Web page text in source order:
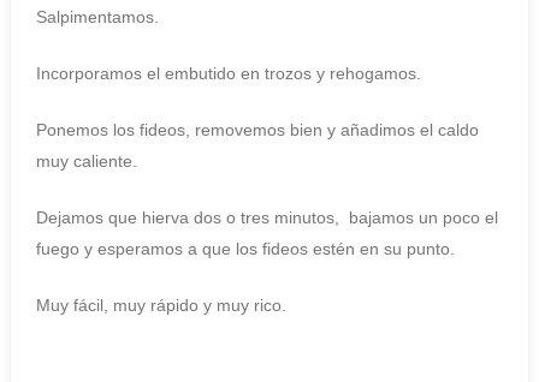
Salpimentamos.
Incorporamos el embutido en trozos y rehogamos.
Ponemos los fideos, removemos bien y añadimos el caldo
muy caliente.
Dejamos que hierva dos o tres minutos, bajamos un poco el
fuego y esperamos a que los fideos estén en su punto.
Muy fácil, muy rápido y muy rico.